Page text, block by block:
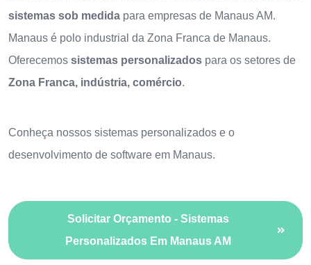
sistemas sob medida para empresas de Manaus AM.
Manaus é polo industrial da Zona Franca de Manaus.
Oferecemos sistemas personalizados para os setores de
Zona Franca, indústria, comércio.
Conheça nossos sistemas personalizados e o
desenvolvimento de software em Manaus.
Solicitar Orçamento - Sistemas
Personalizados Em Manaus AM